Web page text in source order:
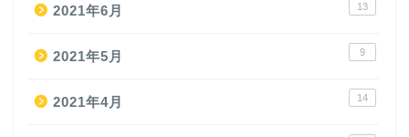
2021年6月 13
2021年5月 9
2021年4月 14